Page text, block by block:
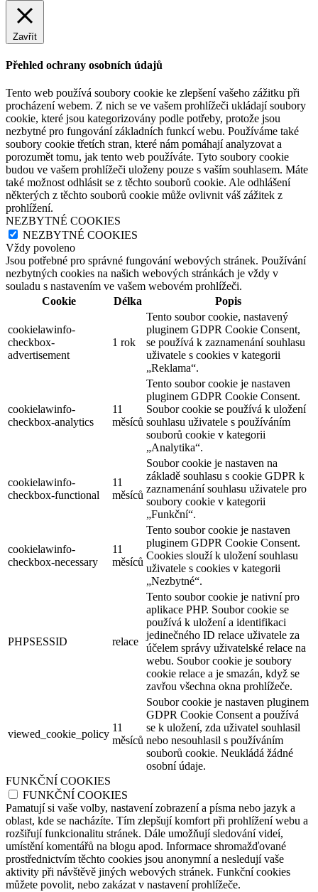
Zavřít
Přehled ochrany osobních údajů
Tento web používá soubory cookie ke zlepšení vašeho zážitku při
procházení webem. Z nich se ve vašem prohlížeči ukládají soubory
cookie, které jsou kategorizovány podle potřeby, protože jsou
nezbytné pro fungování základních funkcí webu. Používáme také
soubory cookie třetích stran, které nám pomáhají analyzovat a
porozumět tomu, jak tento web používáte. Tyto soubory cookie
budou ve vašem prohlížeči uloženy pouze s vaším souhlasem. Máte
také možnost odhlásit se z těchto souborů cookie. Ale odhlášení
některých z těchto souborů cookie může ovlivnit váš zážitek z
prohlížení.
NEZBYTNÉ COOKIES
NEZBYTNÉ COOKIES
Vždy povoleno
Jsou potřebné pro správné fungování webových stránek. Používání
nezbytných cookies na našich webových stránkách je vždy v
souladu s nastavením ve vašem webovém prohlížeči.
Cookie
Délka Popis
cookielawinfo-
checkbox-
advertisement
1 rok
Tento soubor cookie, nastavený
pluginem GDPR Cookie Consent,
se používá k zaznamenání souhlasu
uživatele s cookies v kategorii
„Reklama“.
cookielawinfo-
checkbox-analytics
11
měsíců
Tento soubor cookie je nastaven
pluginem GDPR Cookie Consent.
Soubor cookie se používá k uložení
souhlasu uživatele s používáním
souborů cookie v kategorii
„Analytika“.
cookielawinfo-
checkbox-functional
11
měsíců
Soubor cookie je nastaven na
základě souhlasu s cookie GDPR k
zaznamenání souhlasu uživatele pro
soubory cookie v kategorii
„Funkční“.
cookielawinfo-
checkbox-necessary
11
měsíců
Tento soubor cookie je nastaven
pluginem GDPR Cookie Consent.
Cookies slouží k uložení souhlasu
uživatele s cookies v kategorii
„Nezbytné“.
PHPSESSID relace
Tento soubor cookie je nativní pro
aplikace PHP. Soubor cookie se
používá k uložení a identifikaci
jedinečného ID relace uživatele za
účelem správy uživatelské relace na
webu. Soubor cookie je soubory
cookie relace a je smazán, když se
zavřou všechna okna prohlížeče.
viewed_cookie_policy
11
měsíců
Soubor cookie je nastaven pluginem
GDPR Cookie Consent a používá
se k uložení, zda uživatel souhlasil
nebo nesouhlasil s používáním
souborů cookie. Neukládá žádné
osobní údaje.
FUNKČNÍ COOKIES
FUNKČNÍ COOKIES
Pamatují si vaše volby, nastavení zobrazení a písma nebo jazyk a
oblast, kde se nacházíte. Tím zlepšují komfort při prohlížení webu a
rozšiřují funkcionalitu stránek. Dále umožňují sledování videí,
umístění komentářů na blogu apod. Informace shromažďované
prostřednictvím těchto cookies jsou anonymní a nesledují vaše
aktivity při návštěvě jiných webových stránek. Funkční cookies
můžete povolit, nebo zakázat v nastavení prohlížeče.